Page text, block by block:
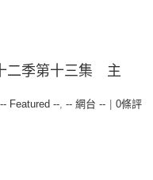
二季第十三集 主
-- Featured --, -- 網台 --
0條評